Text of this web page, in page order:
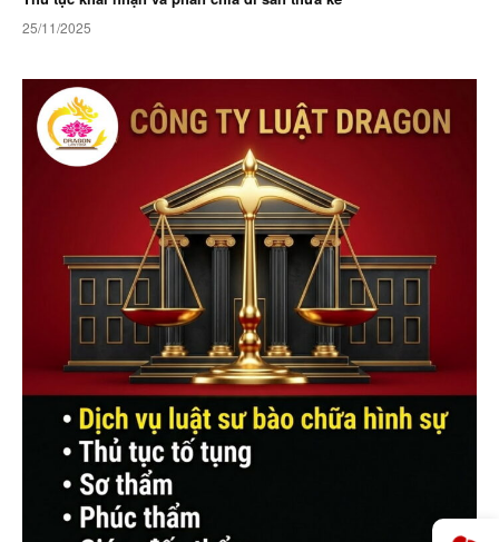
25/11/2025